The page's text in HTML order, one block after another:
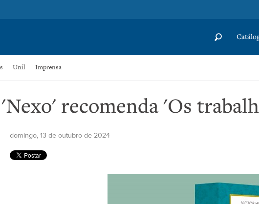
Unil Imprensa
recomenda 'Os
domingo, 13 de outubro de 2024